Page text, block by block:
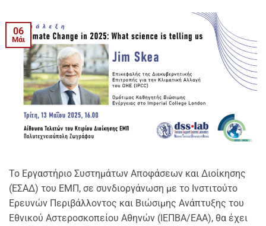
06
Μάι
Το Εργαστήριο Συστημάτων Αποφάσεων και Διοίκησης
(ΕΣΑΔ) του ΕΜΠ, σε συνδιοργάνωση με το Ινστιτούτο
Ερευνών Περιβάλλοντος και Βιώσιμης Ανάπτυξης του
Εθνικού Αστεροσκοπείου Αθηνών (ΙΕΠΒΑ/ΕΑΑ), θα έχει